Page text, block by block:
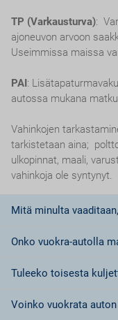
TP (Varkausturva):
ajoneuvon arvoon
Useimmissa maissa
PAI:
autossa mukana
Vahinkojen
tarkistetaan aina;
ulkopinnat, maali,
vahinkoja ole syntynyt.
Mitä minulta
Euroopan unionin
kuulu Geneven tai
Kansainvälisiä
Onko vuokra-autolla
Ei,ei ole sallittua
Tuleeko toisesta
Kyllä.Jokaisesta
Voinko vuokrata